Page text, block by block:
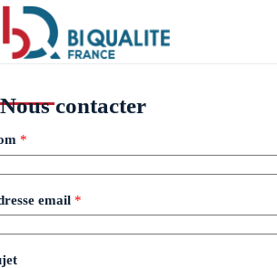
Passer
contenu
Nous contacter
*
email *